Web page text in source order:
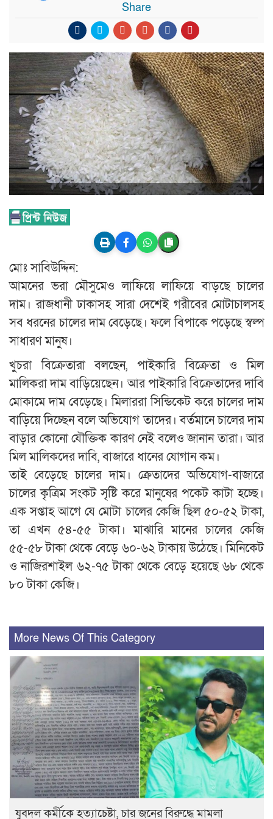
Share
মোঃ সাবিউদ্দিন:
আমনের ভরা মৌসুমেও লাফিয়ে লাফিয়ে বাড়ছে চালের
দাম। রাজধানী ঢাকাসহ সারা দেশেই গরীবের মোটাচালসহ
সব ধরনের চালের দাম বেড়েছে। ফলে বিপাকে পড়েছে স্বল্প
সাধারণ মানুষ।
খুচরা বিক্রেতারা বলছেন, পাইকারি বিক্রেতা ও মিল
মালিকরা দাম বাড়িয়েছেন। আর পাইকারি বিক্রেতাদের দাবি
মোকামে দাম বেড়েছে। মিলাররা সিন্ডিকেট করে চালের দাম
বাড়িয়ে দিচ্ছেন বলে অভিযোগ তাদের। বর্তমানে চালের দাম
বাড়ার কোনো যৌক্তিক কারণ নেই বলেও জানান তারা। আর
মিল মালিকদের দাবি, বাজারে ধানের যোগান কম।
তাই বেড়েছে চালের দাম। ক্রেতাদের অভিযোগ-বাজারে
চালের কৃত্রিম সংকট সৃষ্টি করে মানুষের পকেট কাটা হচ্ছে।
এক সপ্তাহ আগে যে মোটা চালের কেজি ছিল ৫০-৫২ টাকা,
তা এখন ৫৪-৫৫ টাকা। মাঝারি মানের চালের কেজি
৫৫-৫৮ টাকা থেকে বেড়ে ৬০-৬২ টাকায় উঠেছে। মিনিকেট
ও নাজিরশাইল ৬২-৭৫ টাকা থেকে বেড়ে হয়েছে ৬৮ থেকে
৮০ টাকা কেজি।
More News Of This Category
যুবদল কর্মীকে হত্যাচেষ্টা, চার জনের বিরুদ্ধে মামলা